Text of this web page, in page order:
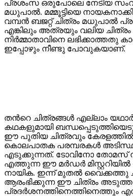
പ്രശംസ ഒരുപോലെ നേടിയ
മധുപാൽ. മമ്മൂട്ടിയെ
വമ്പൻ ബജറ്റ് ചിത്രം മധുപാൽ
എങ്കിലും അത്രയും വലിയ ചിത്രം
നിർമ്മാതാവിനെ ലഭിക്കാത്തതു
ഇപ്പോഴും നീണ്ടു പോവുകയാണ്.
തന്‍റെ ചിത്രങ്ങൾ എല്ലാം
കഥകളുമായി
ഈ പുതിയ ചിത്രവും കേരളത്തില്‍
കൊലപാതക പരമ്പരകൾ
എടുക്കുന്നത്. ടോവിനോ തോമസ്
എത്തുന്ന ഈ മർഡർ
നായിക. ഇന്ന് മുതൽ വൈക്കത്തു
ആരംഭിക്കുന്ന ഈ ചിത്രം
പ്രദർശനത്തിനെത്തിനെത്തും